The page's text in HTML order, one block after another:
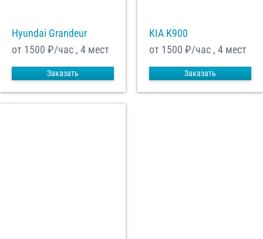
Hyundai Grandeur
от 1500 ₽/час , 4 мест
Заказать
KIA K900
от 1500 ₽/час , 4 мест
Заказать